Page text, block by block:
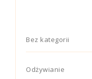
Bez kategorii
Odżywianie